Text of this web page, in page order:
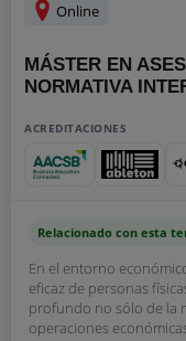
Online
MÁSTER EN
NORMATIVA
ACREDITACIONES
Relacionado con esta
En el entorno
eficaz de personas
profundo no sólo de la
operaciones